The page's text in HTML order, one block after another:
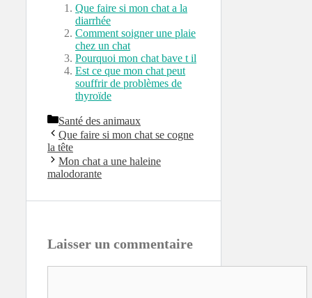
Que faire si mon chat a la
diarrhée
Comment soigner une plaie
chez un chat
Pourquoi mon chat bave t il
Est ce que mon chat peut
souffrir de problèmes de
thyroïde
Catégories
Santé des animaux
Que faire si mon chat se cogne
la tête
Mon chat a une haleine
malodorante
Laisser un commentaire